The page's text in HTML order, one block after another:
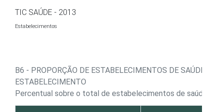
Ir para o conteúdo
TIC SAÚDE - 2013
Estabelecimentos
B6 - PROPORÇÃO DE ESTABELECIMENTOS DE SAÚDE,
ESTABELECIMENTO
Percentual sobre o total de estabelecimentos de saúde